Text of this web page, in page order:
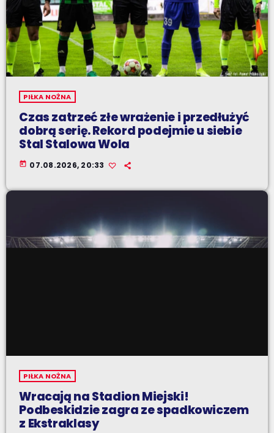
PIŁKA NOŻNA
Czas zatrzeć złe wrażenie i przedłużyć
dobrą serię. Rekord podejmie u siebie
Stal Stalowa Wola
today 07.08.2026, 20:33
PIŁKA NOŻNA
Wracają na Stadion Miejski!
Podbeskidzie zagra ze spadkowiczem
z Ekstraklasy